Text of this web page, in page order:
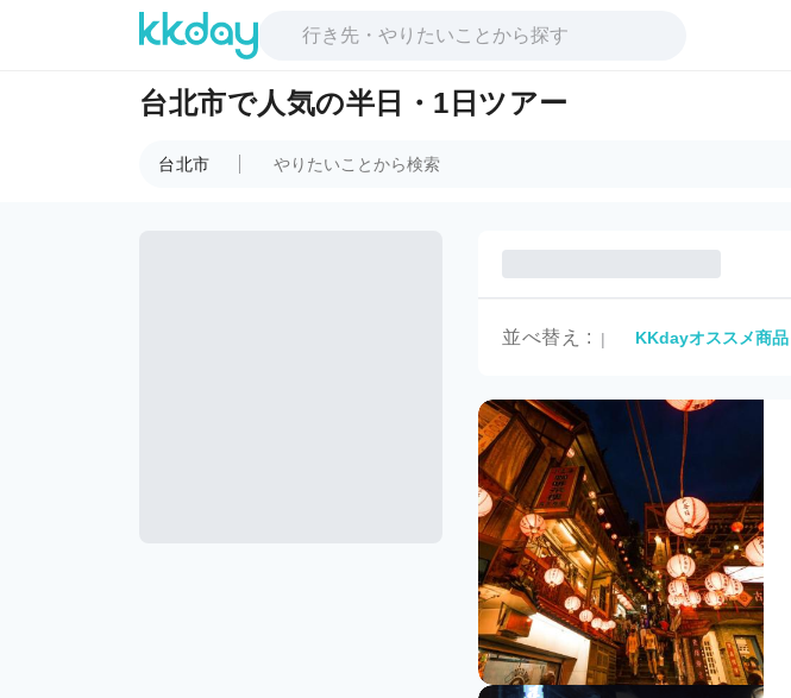
台北市で人気の半日・1日ツアー
台北市
並べ替え : | KKdayオススメ商品